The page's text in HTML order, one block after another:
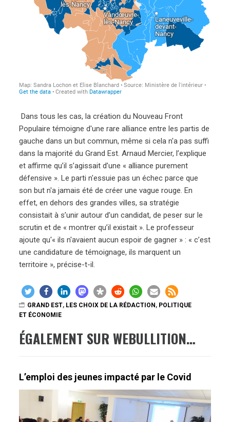
Dans tous les cas, la création du Nouveau Front
Populaire témoigne d'une rare alliance entre les partis de
gauche dans un but commun, même si cela n'a pas suffi
dans la majorité du Grand Est. Arnaud Mercier, l’explique
et affirme qu’il s’agissait d’une « alliance purement
défensive ». Le parti n'essuie pas un échec parce que
son but n'a jamais été de créer une vague rouge. En
effet, en dehors des grandes villes, sa stratégie
consistait à s’unir autour d’un candidat, de peser sur le
scrutin et de « montrer qu’il existait ». Le professeur
ajoute qu'« ils n'avaient aucun espoir de gagner » : « c’est
une candidature de témoignage, ils marquent un
territoire », précise-t-il.
GRAND EST, LES CHOIX DE LA RÉDACTION, POLITIQUE
ET ÉCONOMIE
ÉGALEMENT SUR WEBULLITION…
L’emploi des jeunes impacté par le Covid